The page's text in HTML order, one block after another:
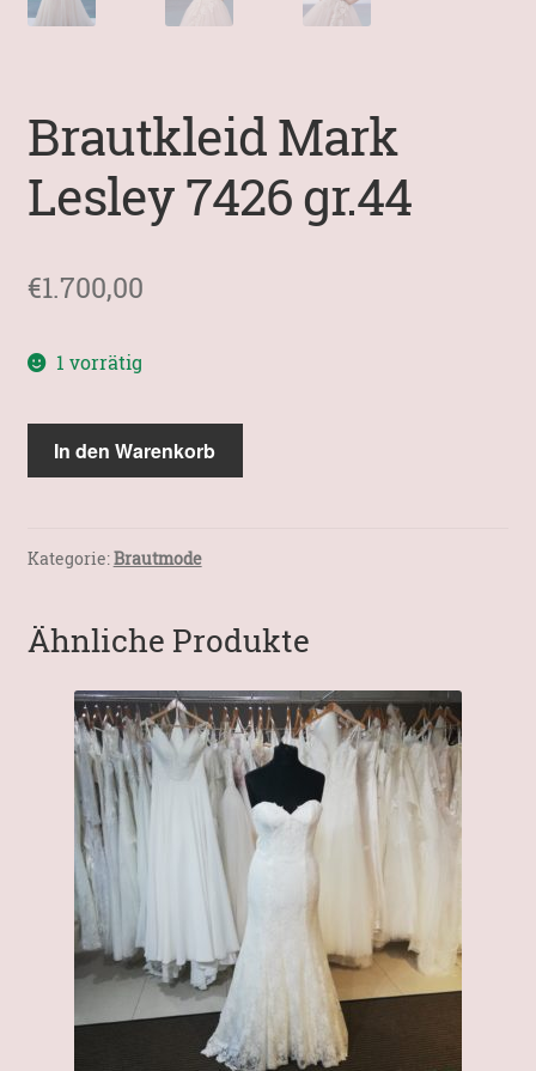
Brautkleid Mark
Lesley 7426 gr.44
€1.700,00
1 vorrätig
Brautkleid
gr.44
In den Warenkorb
Kategorie:Brautmode
Ähnliche Produkte